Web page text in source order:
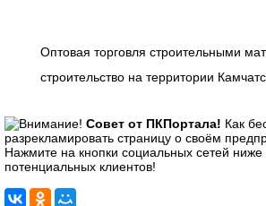
Оптовая торговля строительными
строительство на территории
Совет от ПКПортала! Как
разрекламировать страницу о своём
Нажмите на кнопки социальных сетей
потенциальных клиентов!